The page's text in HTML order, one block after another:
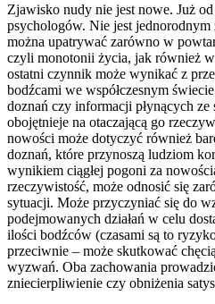
Zjawisko nudy nie jest nowe. Już
psychologów. Nie jest
można upatrywać zarówno w
czyli monotonii życia, jak również
ostatni czynnik może wynikać z
bodźcami we współczesnym
doznań czy informacji płynących
obojętnieje na otaczającą go
nowości może dotyczyć również
doznań, które przynoszą ludziom
wynikiem ciągłej pogoni za
rzeczywistość, może odnosić się
sytuacji. Może przyczyniać się do
podejmowanych działań w celu
ilości bodźców (czasami są to
przeciwnie – może skutkować
wyzwań. Oba zachowania
zniecierpliwienie czy obniżenia